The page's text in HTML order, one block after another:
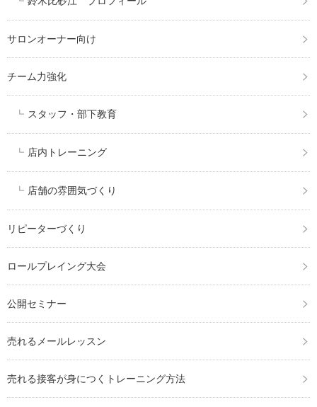
サロンオーナー向け
チーム力強化
スタッフ・部下教育
店内トレーニング
店舗の雰囲気づくり
リピーターづくり
ロールプレイング大会
公開セミナー
売れるメールレッスン
売れる接客が身につくトレーニング方法